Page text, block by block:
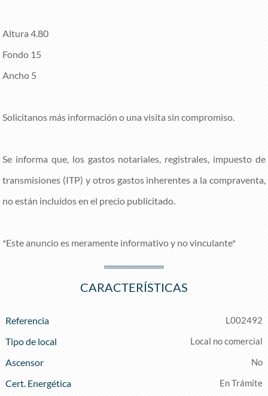
Altura 4.80
Fondo 15
Ancho 5
Solicitanos más información o una visita sin compromiso.
Se informa que, los gastos notariales, registrales, impuesto de
transmisiones (ITP) y otros gastos inherentes a la compraventa,
no están incluidos en el precio publicitado.
*Este anuncio es meramente informativo y no vinculante*
CARACTERÍSTICAS
Referencia L002492
Tipo de local Local no comercial
Ascensor
Cert. Energética
En Trámite